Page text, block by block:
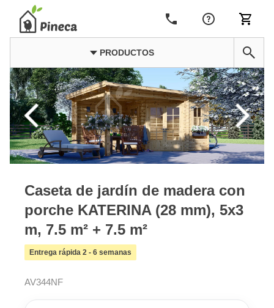
PRODUCTOS
Caseta de jardín de madera con
porche KATERINA (28 mm), 5x3
m, 7.5 m² + 7.5 m²
Entrega rápida 2 - 6 semanas
AV344NF